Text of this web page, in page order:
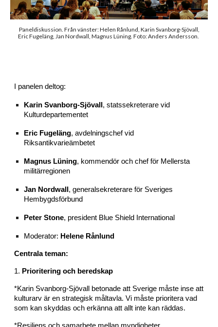
Paneldiskussion. Från vänster: Helen Rånlund, Karin Svanborg-Sjövall,
Eric Fugeläng, Jan Nordwall, Magnus Lüning. Foto: Anders Andersson.
I panelen deltog:
Karin Svanborg-Sjövall , statssekreterare vid
Kulturdepartementet
Eric Fugeläng, avdelningschef vid
Riksantikvarieämbetet
Magnus Lüning, kommendör och chef för Mellersta
militärregionen
Jan Nordwall , generalsekreterare för Sveriges
Hembygdsförbund
Peter Stone, president Blue Shield International
Moderator: Helene Rånlund
Centrala teman:
1. Prioritering och beredskap
*Karin Svanborg-Sjövall betonade att Sverige måste inse att
kulturarv är en strategisk måltavla. Vi måste prioritera vad
som kan skyddas och erkänna att allt inte kan räddas.